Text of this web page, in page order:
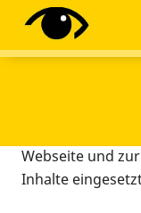
Diese Webseite
Tracking-Tools
Webseite und
Inhalte